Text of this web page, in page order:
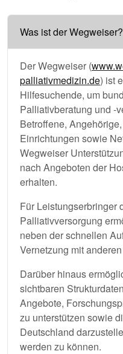
Was ist der Wegweiser?
Der Wegweiser (
palliativmedizin.de) ist
Hilfesuchende, um
Palliativberatung und -
Betroffene,
Einrichtungen sowie
Wegweiser
nach Angeboten der
erhalten.
Für Leistungserbringer
Palliativversorgung
neben der schnellen
Vernetzung mit
Darüber hinaus
sichtbaren
Angebote,
zu unterstützen sowie
Deutschland
werden zu können.